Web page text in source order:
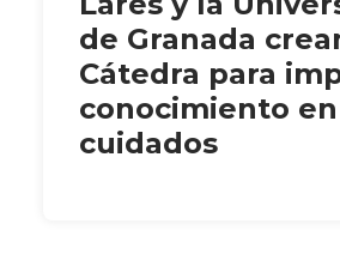
de Granada
Cátedra para
conocimiento en
cuidados